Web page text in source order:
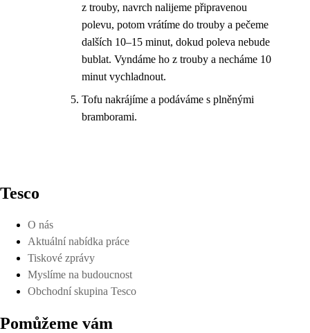
z trouby, navrch nalijeme připravenou
polevu, potom vrátíme do trouby a pečeme
dalších 10–15 minut, dokud poleva nebude
bublat. Vyndáme ho z trouby a necháme 10
minut vychladnout.
Tofu nakrájíme a podáváme s plněnými
bramborami.
Tesco
O nás
Aktuální nabídka práce
Tiskové zprávy
Myslíme na budoucnost
Obchodní skupina Tesco
Pomůžeme vám